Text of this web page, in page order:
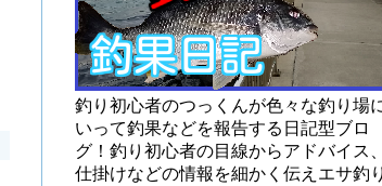
釣り初心者のつっくんが色々な釣り場
いって釣果などを報告する日記型ブロ
グ！釣り初心者の目線からアドバイス、
仕掛けなどの情報を細かく伝えエサ釣り